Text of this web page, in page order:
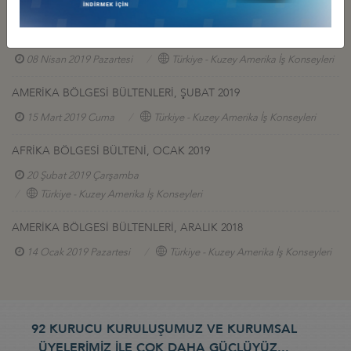
08 Nisan 2019 Pazartesi Türkiye - Kuzey Amerika İş Konseyleri
AMERİKA BÖLGESİ BÜLTENLERİ, ŞUBAT 2019
15 Mart 2019 Cuma Türkiye - Kuzey Amerika İş Konseyleri
AFRİKA BÖLGESİ BÜLTENİ, OCAK 2019
20 Şubat 2019 Çarşamba
Türkiye - Kuzey Amerika İş Konseyleri
AMERİKA BÖLGESİ BÜLTENLERİ, ARALIK 2018
14 Ocak 2019 Pazartesi Türkiye - Kuzey Amerika İş Konseyleri
92 KURUCU KURULUŞUMUZ VE KURUMSAL